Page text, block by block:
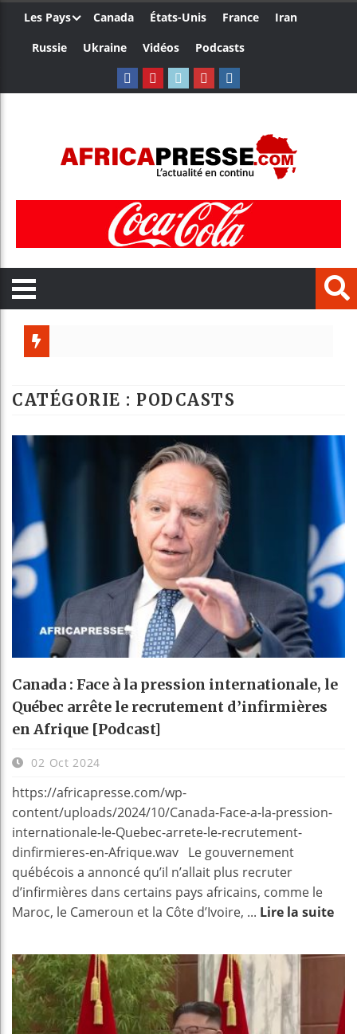
Les Pays Canada États-Unis France
Iran
Russie
Ukraine Vidéos Podcasts
Tunisie : la
Ceuta :
CATÉGORIE : PODCASTS
Canada : Face à la pression internationale, le
Québec arrête le recrutement d’infirmières
en Afrique [Podcast]
02 Oct 2024
https://africapresse.com/wp-
content/uploads/2024/10/Canada-Face-a-la-pression-
internationale-le-Quebec-arrete-le-recrutement-
dinfirmieres-en-Afrique.wav Le gouvernement
québécois a annoncé qu’il n’allait plus recruter
d’infirmières dans certains pays africains, comme le
Maroc, le Cameroun et la Côte d’Ivoire, ... Lire la suite